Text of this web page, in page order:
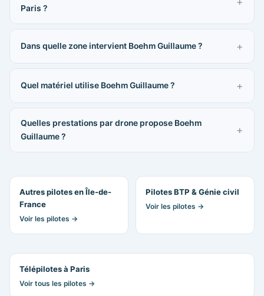
Paris ?
Dans quelle zone intervient Boehm Guillaume ?
Quel matériel utilise Boehm Guillaume ?
Quelles prestations par drone propose Boehm
Guillaume ?
Autres pilotes en Île-de-
France
Voir les pilotes →
Pilotes BTP & Génie civil
Voir les pilotes →
Télépilotes à Paris
Voir tous les pilotes →